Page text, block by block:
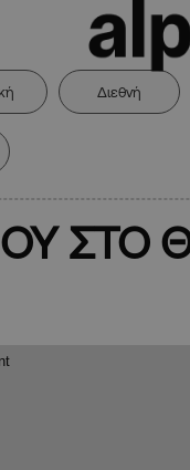
Διεθνή
ΣΤΟ